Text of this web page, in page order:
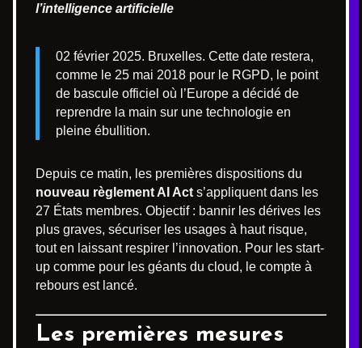
l’intelligence artificielle
02 février 2025. Bruxelles. Cette date restera,
comme le 25 mai 2018 pour le RGPD, le point
de bascule officiel où l’Europe a décidé de
reprendre la main sur une technologie en
pleine ébullition.
Depuis ce matin, les premières dispositions du
nouveau règlement AI Act s’appliquent dans les
27 États membres. Objectif : bannir les dérives les
plus graves, sécuriser les usages à haut risque,
tout en laissant respirer l’innovation. Pour les start-
up comme pour les géants du cloud, le compte à
rebours est lancé.
Les premières mesures